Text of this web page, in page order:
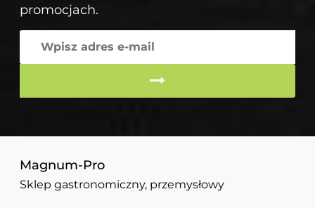
promocjach.
Magnum-Pro
Sklep gastronomiczny, przemysłowy